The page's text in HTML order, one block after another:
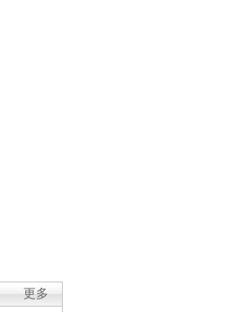
更多